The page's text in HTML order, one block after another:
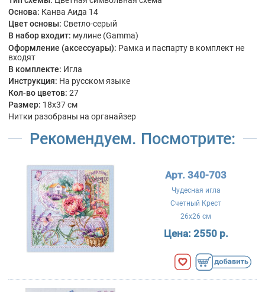
Основа: Канва Аида 14
Цвет основы: Светло-серый
В набор входит: мулине (Gamma)
Оформление (аксессуары): Рамка и паспарту в комплект не
входят
В комплекте: Игла
Инструкция: На русском языке
Кол-во цветов: 27
Размер: 18x37 см
Нитки разобраны на органайзер
Рекомендуем. Посмотрите:
Арт. 340-703
Чудесная игла
Счетный Крест
26x26 см
Цена: 2550 р.